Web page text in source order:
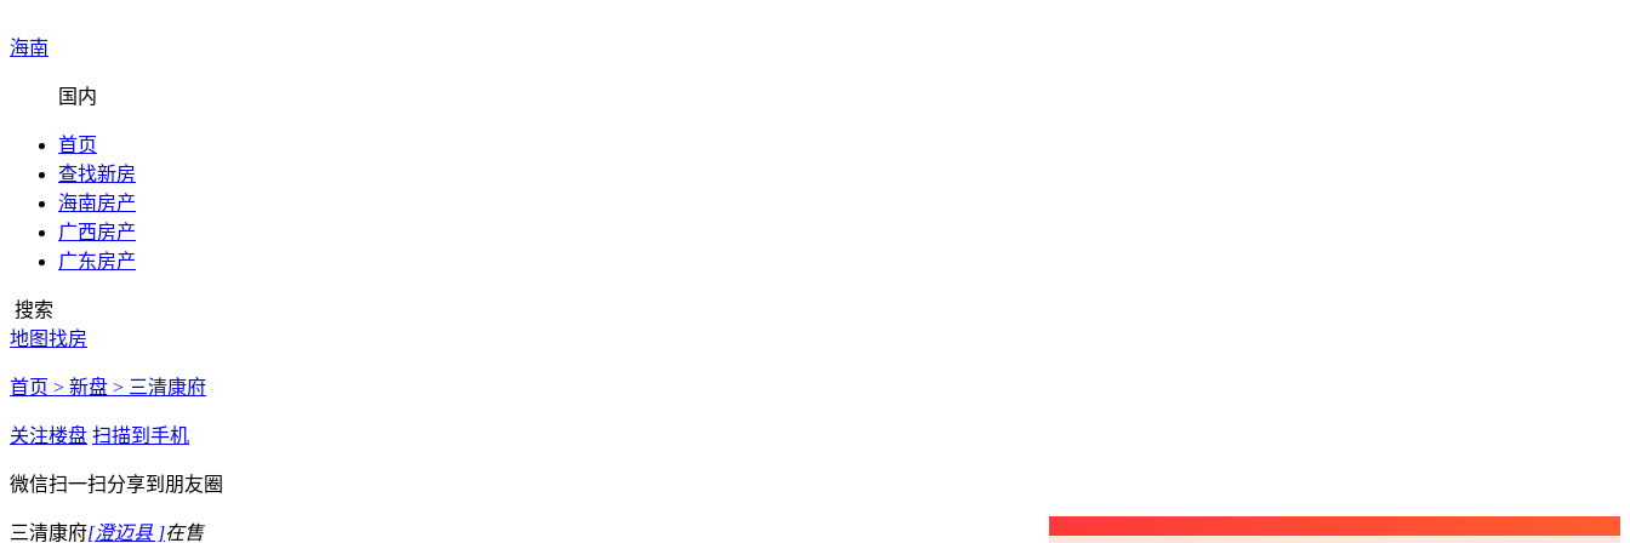
海南
国内
首页
查找新房
海南房产
广西房产
广东房产
搜索
地图找房
首页 > 新盘 > 三清康府
关注楼盘 扫描到手机
微信扫一扫分享到朋友圈
三清康府[澄迈县 ]在售